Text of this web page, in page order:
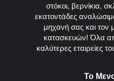
στόκοι, βερνίκια,
εκατοντάδες
μηχανή σας και τον
κατασκευών! Όλα
καλύτερες εταιρείες
Το